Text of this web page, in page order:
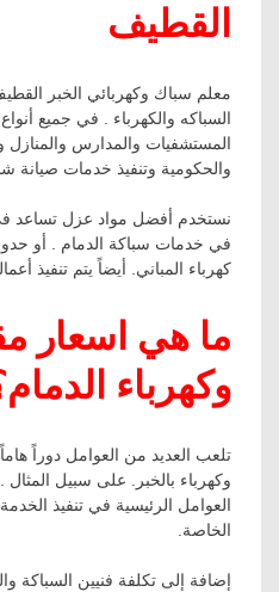
القطيف
معلم سباك وكهربائي الخبر
السباكه والكهرباء . في جميع
المستشفيات والمدارس
والحكومية وتنفيذ خدمات صيانة
نستخدم أفضل مواد عزل تساعد
في خدمات سباكة الدمام . أو
كهرباء المباني. أيضاً يتم تنفيذ
ما هي اسعار
وكهرباء
تلعب العديد من العوامل دوراً
وكهرباء بالخبر. على سبيل
العوامل الرئيسية في تنفيذ
الخاصة.
إضافة إلى تكلفة فنيين السباكة